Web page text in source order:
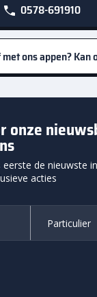
0578-691910
ons appen? Kan
onze
de nieuwste
acties